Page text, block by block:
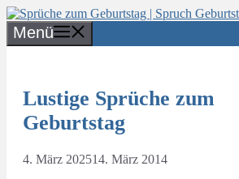
Zum
Inhalt
springen
Menü
Lustige Sprüche zum
Geburtstag
4. März 202514. März 2014